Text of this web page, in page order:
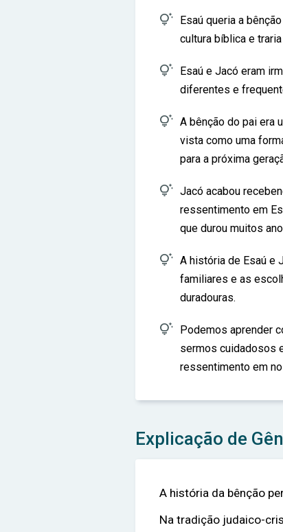
 Esaú queria a
cultura bíblica e
 Esaú e Jacó eram
diferentes e
 A bênção do pai era
vista como uma
para a próxima
 Jacó acabou
ressentimento em
que durou muitos
 A história de Esaú e
familiares e as
duradouras.
 Podemos aprender
sermos cuidadosos
ressentimento em
Explicação de
A história da bênção
Na tradição judaico-